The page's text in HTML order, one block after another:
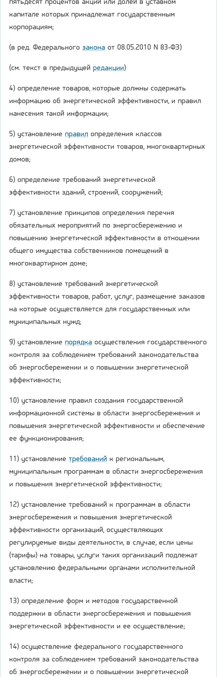
пятьдесят процентов акций или долей в уставном
капитале которых принадлежат государственным
корпорациям;
(в ред. Федерального закона от 08.05.2010 N 83-ФЗ)
(см. текст в предыдущей редакции)
4) определение товаров, которые должны содержать
информацию об энергетической эффективности, и правил
нанесения такой информации;
5) установление правил определения классов
энергетической эффективности товаров, многоквартирных
домов;
6) определение требований энергетической
эффективности зданий, строений, сооружений;
7) установление принципов определения перечня
обязательных мероприятий по энергосбережению и
повышению энергетической эффективности в отношении
общего имущества собственников помещений в
многоквартирном доме;
8) установление требований энергетической
эффективности товаров, работ, услуг, размещение заказов
на которые осуществляется для государственных или
муниципальных нужд;
9) установление порядка осуществления государственного
контроля за соблюдением требований законодательства
об энергосбережении и о повышении энергетической
эффективности;
10) установление правил создания государственной
информационной системы в области энергосбережения и
повышения энергетической эффективности и обеспечение
ее функционирования;
11) установление требований к региональным,
муниципальным программам в области энергосбережения
и повышения энергетической эффективности;
12) установление требований к программам в области
энергосбережения и повышения энергетической
эффективности организаций, осуществляющих
регулируемые виды деятельности, в случае, если цены
(тарифы) на товары, услуги таких организаций подлежат
установлению федеральными органами исполнительной
власти;
13) определение форм и методов государственной
поддержки в области энергосбережения и повышения
энергетической эффективности и ее осуществление;
14) осуществление федерального государственного
контроля за соблюдением требований законодательства
об энергосбережении и о повышении энергетической